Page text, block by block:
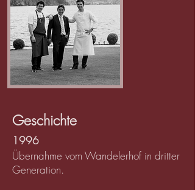
Geschichte
1996
Übernahme vom Wandelerhof in dritter
Generation.